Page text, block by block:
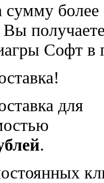
сумму более
Вы
Софт в
для
.